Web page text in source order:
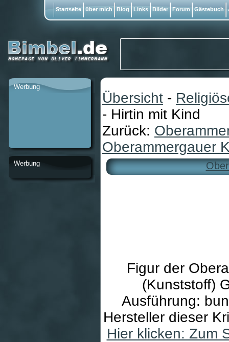
Übersicht -
- Hirtin mit Kind
Zurück:
Oberammergauer
Figur der
(Kunststoff)
Ausführung:
Hersteller dieser
Hier klicken: Zum
Werbung
Werbung
Startseite über mich Blog Links Bilder Forum Gästebuch